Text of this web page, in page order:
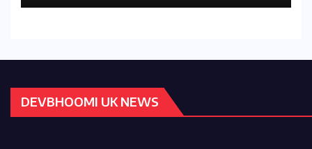
DEVBHOOMI UK NEWS